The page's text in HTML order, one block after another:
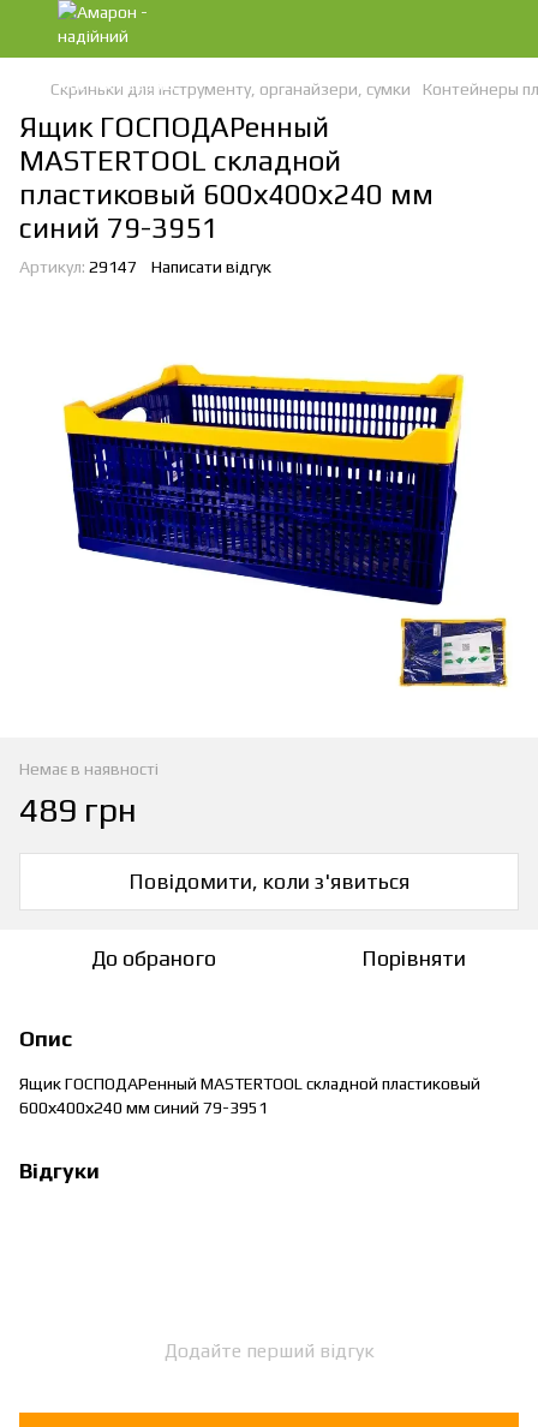
Скриньки для інструменту, органайзери, сумки Контейнеры
Ящик ГОСПОДАРенный
MASTERTOOL складной
пластиковый 600х400х240 мм
синий 79-3951
Артикул: 29147 Написати відгук
Немає в наявності
489 грн
Повідомити, коли з'явиться
До обраного Порівняти
Опис
Ящик ГОСПОДАРенный MASTERTOOL складной пластиковый
600х400х240 мм синий 79-3951
Відгуки
Додайте перший відгук